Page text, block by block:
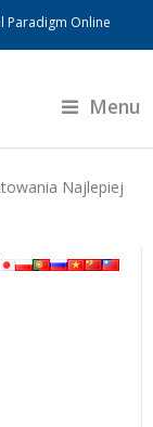
Paradigm Online
Menu
Najlepiej